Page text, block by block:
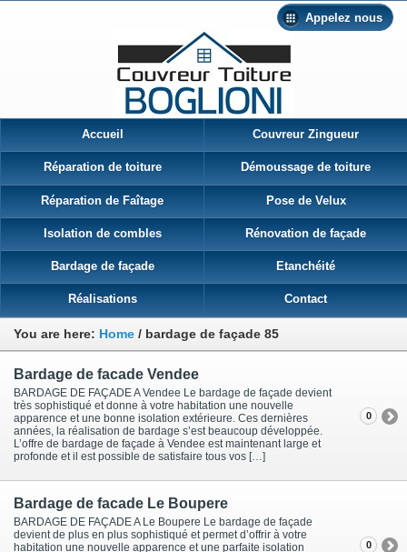
Appelez nous
Accueil Couvreur Zingueur
Réparation de toiture Démoussage de toiture
Réparation de Faîtage Pose de Velux
Isolation de combles Rénovation de façade
Bardage de façade Etanchéité
Réalisations Contact
You are here: Home / bardage de façade 85
Bardage de facade Vendee
BARDAGE DE FAÇADE A Vendee Le bardage de façade devient
très sophistiqué et donne à votre habitation une nouvelle
apparence et une bonne isolation extérieure. Ces dernières
années, la réalisation de bardage s’est beaucoup développée.
L’offre de bardage de façade à Vendee est maintenant large et
profonde et il est possible de satisfaire tous vos […]
0
Bardage de facade Le Boupere
BARDAGE DE FAÇADE A Le Boupere Le bardage de façade
devient de plus en plus sophistiqué et permet d’offrir à votre
habitation une nouvelle apparence et une parfaite isolation
0